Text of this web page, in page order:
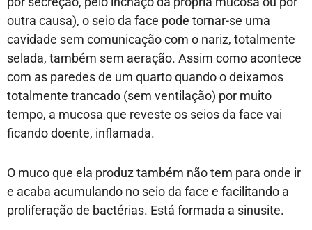
outra causa), o seio da face pode tornar-se uma
cavidade sem comunicação com o nariz, totalmente
selada, também sem aeração. Assim como acontece
com as paredes de um quarto quando o deixamos
totalmente trancado (sem ventilação) por muito
tempo, a mucosa que reveste os seios da face vai
ficando doente, inflamada.
O muco que ela produz também não tem para onde ir
e acaba acumulando no seio da face e facilitando a
proliferação de bactérias. Está formada a sinusite.